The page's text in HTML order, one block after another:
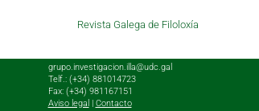
Revista Galega de Filoloxía
grupo.investigacion.illa@udc.gal
Telf.: (+34) 881014723
Fax: (+34) 981167151
Aviso legal | Contacto